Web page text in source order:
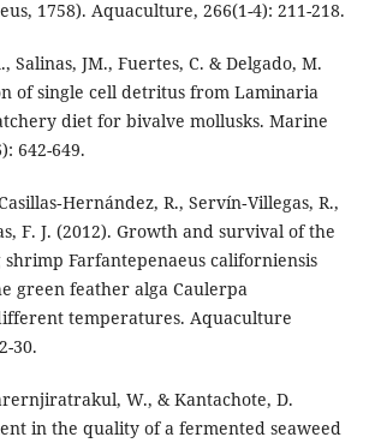
1758). Aquaculture, 266(1-4): 211-218.
Salinas, JM., Fuertes, C. & Delgado, M.
of single cell detritus from Laminaria
diet for bivalve mollusks. Marine
642-649.
R., Servín‐Villegas, R.,
F. J. (2012). Growth and survival of the
Farfantepenaeus californiensis
green feather alga Caulerpa
temperatures. Aquaculture
30.
W., & Kantachote, D.
in the quality of a fermented seaweed